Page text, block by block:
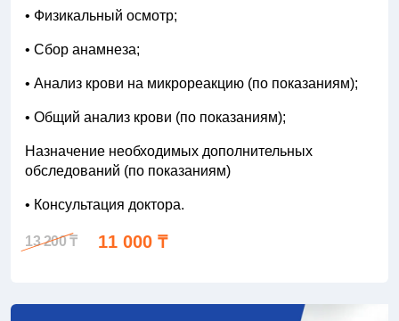
• Физикальный осмотр;
• Сбор анамнеза;
• Анализ крови на микрореакцию (по показаниям);
• Общий анализ крови (по показаниям);
Назначение необходимых дополнительных
обследований (по показаниям)
• Консультация доктора.
13 200 ₸ 11 000 ₸